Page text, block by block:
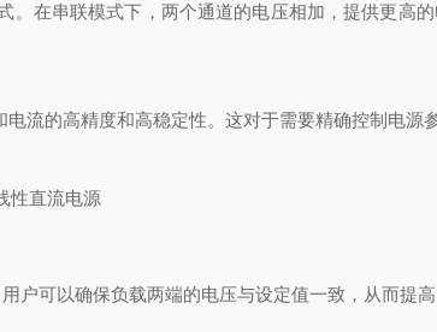
串联模式下，两个通道的电压相加，提供更高的
的高精度和高稳定性。这对于需要精确控制电源
可以确保负载两端的电压与设定值一致，从而提高